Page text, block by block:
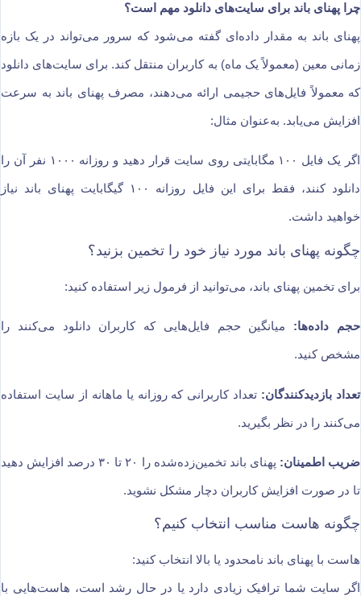
چرا پهنای باند برای سایت‌های دانلود مهم است؟
پهنای باند به مقدار داده‌ای گفته می‌شود که سرور می‌تواند در یک بازه
زمانی معین (معمولاً یک ماه) به کاربران منتقل کند. برای سایت‌های دانلود
که معمولاً فایل‌های حجیمی ارائه می‌دهند، مصرف پهنای باند به سرعت
افزایش می‌یابد. به‌عنوان مثال:
اگر یک فایل ۱۰۰ مگابایتی روی سایت قرار دهید و روزانه ۱۰۰۰ نفر آن را
دانلود کنند، فقط برای این فایل روزانه ۱۰۰ گیگابایت پهنای باند نیاز
خواهید داشت.
چگونه پهنای باند مورد نیاز خود را تخمین بزنید؟
برای تخمین پهنای باند، می‌توانید از فرمول زیر استفاده کنید:
حجم داده‌ها: میانگین حجم فایل‌هایی که کاربران دانلود می‌کنند را
مشخص کنید.
تعداد بازدیدکنندگان: تعداد کاربرانی که روزانه یا ماهانه از سایت استفاده
می‌کنند را در نظر بگیرید.
ضریب اطمینان: پهنای باند تخمین‌زده‌شده را ۲۰ تا ۳۰ درصد افزایش دهید
تا در صورت افزایش کاربران دچار مشکل نشوید.
چگونه هاست مناسب انتخاب کنیم؟
هاست با پهنای باند نامحدود یا بالا انتخاب کنید:
اگر سایت شما ترافیک زیادی دارد یا در حال رشد است، هاست‌هایی با